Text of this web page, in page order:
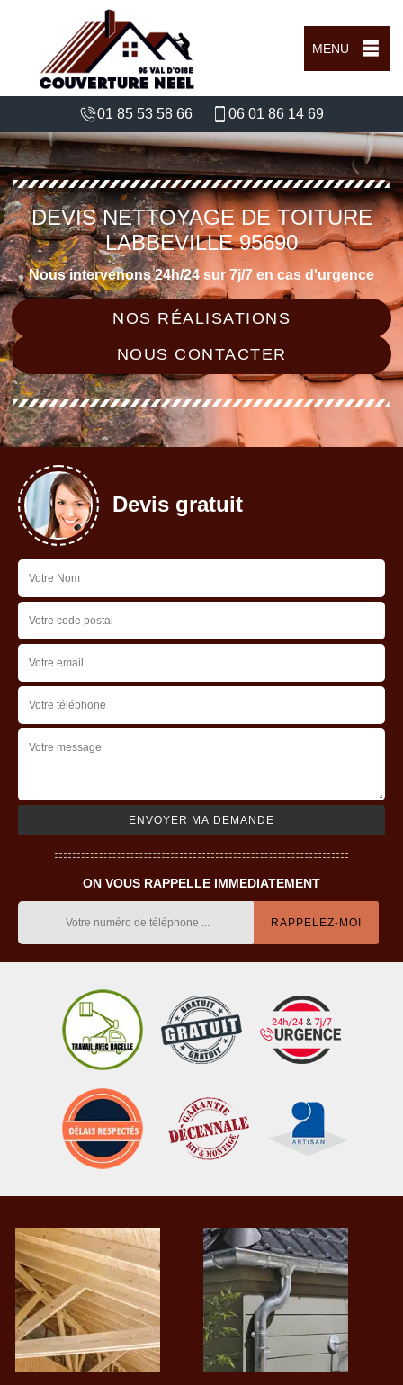
MENU
01 85 53 58 66 06 01 86 14 69
DEVIS NETTOYAGE DE TOITURE
LABBEVILLE 95690
Nous intervenons 24h/24 sur 7j/7 en cas d'urgence
NOS RÉALISATIONS
NOUS CONTACTER
Devis gratuit
ON VOUS RAPPELLE IMMEDIATEMENT